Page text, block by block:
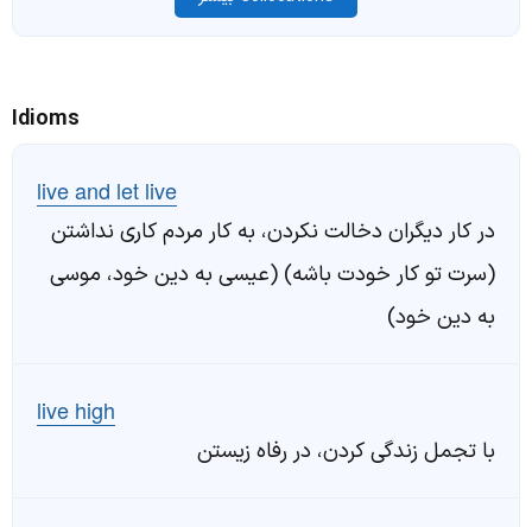
Idioms
live and let live
در کار دیگران دخالت نکردن، به کار مردم کاری نداشتن
(سرت تو کار خودت باشه) (عیسی به دین خود، موسی
به دین خود)
live high
با تجمل زندگی کردن، در رفاه زیستن